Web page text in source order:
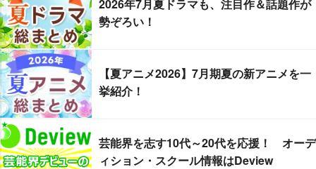
2026年7月夏ドラマも、注目作＆話題作が
勢ぞろい！
【夏アニメ2026】7月期夏の新アニメを一
挙紹介！
芸能界を志す10代～20代を応援！ オーデ
ィション・スクール情報はDeview